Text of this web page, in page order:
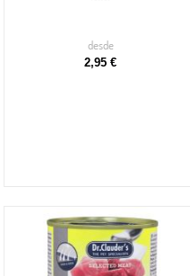
desde
2,95 €